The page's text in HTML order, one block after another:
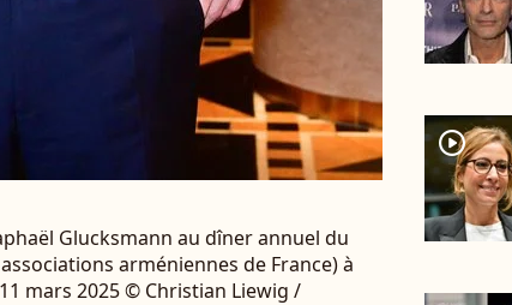
Glucksmann au dîner annuel du
arméniennes de France) à
mars 2025 © Christian Liewig /
player2